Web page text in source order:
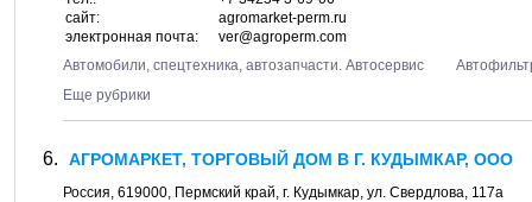
сайт:
agromarket-perm.ru
электронная почта:
ver@agroperm.com
Автомобили, спецтехника, автозапчасти. Автосервис
Еще рубрики
АГРОМАРКЕТ, ТОРГОВЫЙ ДОМ В Г. КУДЫМКАР, ООО
Россия, 619000, Пермский край, г. Кудымкар, ул. Свердлова, 117а